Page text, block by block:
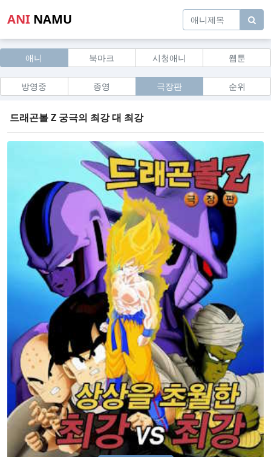
ANI NAMU
애니 북마크 시청애니 웹툰
방영중 종영 극장판 순위
드래곤볼 Z 궁극의 최강 대 최강